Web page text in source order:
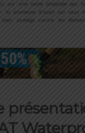
sur une veste proposée par
la promesse d’avoir sur vous
bien protégé contre les